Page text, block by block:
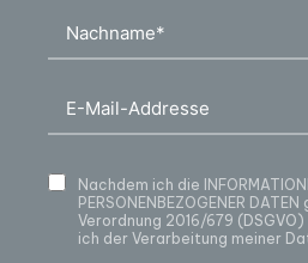
Nachdem ich die
PERSONENBEZOGENER DATEN
Verordnung 2016/679
ich der Verarbeitung meiner